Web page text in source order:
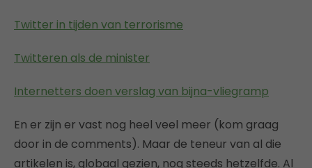
Twitter in tijden van terrorisme
Twitteren als de minister
Internetters doen verslag van bijna-vliegramp
En er zijn er vast nog heel veel meer (kom graag
door in de comments). Maar de teneur van al die
artikelen is, globaal gezien, nog steeds hetzelfde. Al